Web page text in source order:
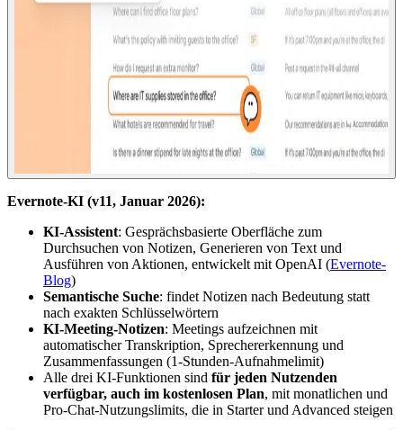
Evernote-KI (v11, Januar 2026):
KI-Assistent: Gesprächsbasierte Oberfläche zum
Durchsuchen von Notizen, Generieren von Text und
Ausführen von Aktionen, entwickelt mit OpenAI (Evernote-
Blog)
Semantische Suche: findet Notizen nach Bedeutung statt
nach exakten Schlüsselwörtern
KI-Meeting-Notizen: Meetings aufzeichnen mit
automatischer Transkription, Sprechererkennung und
Zusammenfassungen (1-Stunden-Aufnahmelimit)
Alle drei KI-Funktionen sind für jeden Nutzenden
verfügbar, auch im kostenlosen Plan, mit monatlichen und
Pro-Chat-Nutzungslimits, die in Starter und Advanced steigen